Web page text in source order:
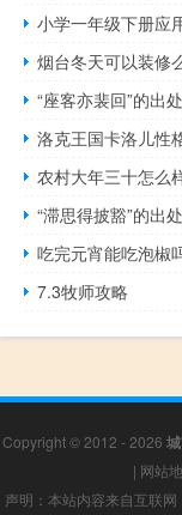
烟台冬天可以装修
“座客亦裴回”的出
洛克王国卡洛儿性
农村大年三十怎么
“滞思得披豁”的出
吃完元宵能吃泡椒
7.3牧师攻略
Copyright © 2012 - 2026
| 网站
声明：本站内容来自互联